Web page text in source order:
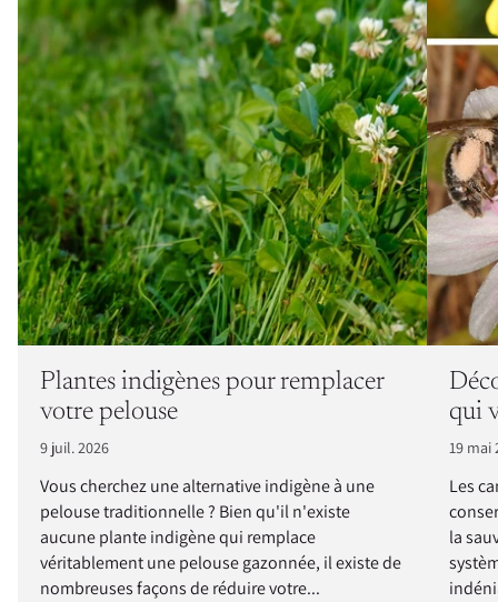
Plantes indigènes pour remplacer
votre pelouse
9 juil. 2026
Vous cherchez une alternative indigène à une
pelouse traditionnelle ? Bien qu'il n'existe
aucune plante indigène qui remplace
véritablement une pelouse gazonnée, il existe de
nombreuses façons de réduire votre...
qui
19 mai
Les
la